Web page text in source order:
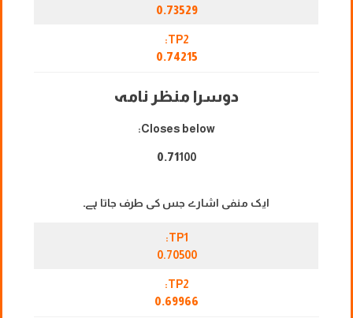
0.73529
TP2:
0.74215
دوسرا منظر نامہ
Closes below:
0.71100
ایک منفی اشارے جس کی طرف جاتا ہے۔
TP1:
0.70500
TP2:
0.69966